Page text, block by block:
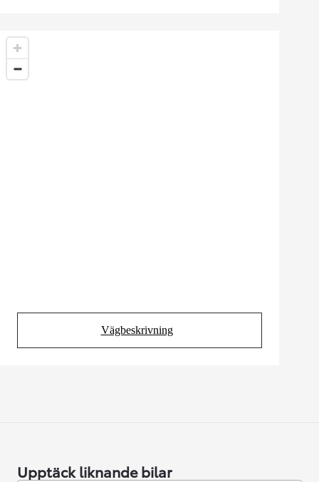
Vägbeskrivning
(Opens in new tab)
Upptäck liknande bilar